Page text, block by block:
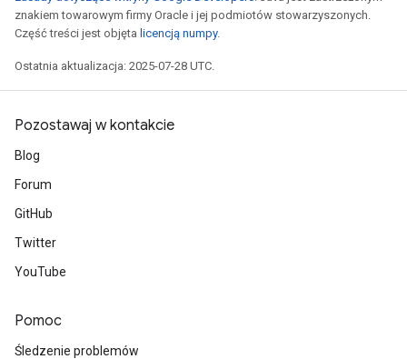
znakiem towarowym firmy Oracle i jej podmiotów stowarzyszonych.
Część treści jest objęta licencją numpy.
Ostatnia aktualizacja: 2025-07-28 UTC.
Pozostawaj w kontakcie
Blog
Forum
GitHub
Twitter
YouTube
Pomoc
Śledzenie problemów